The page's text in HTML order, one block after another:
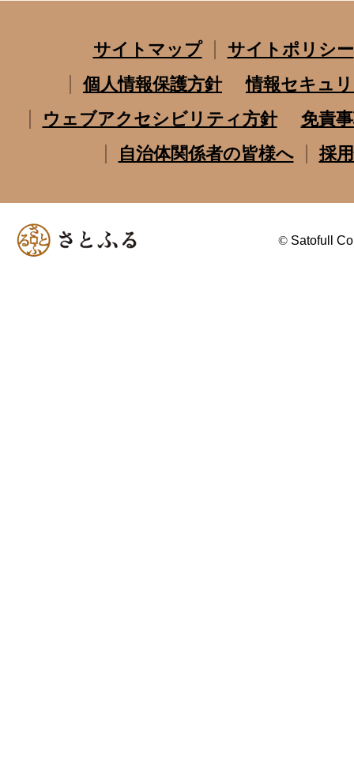
サイトマップ
サイトポリシー
個人情報保護方針
情報セキュ
ウェブアクセシビリティ方針
免責
自治体関係者の皆様へ
採
© Satofull